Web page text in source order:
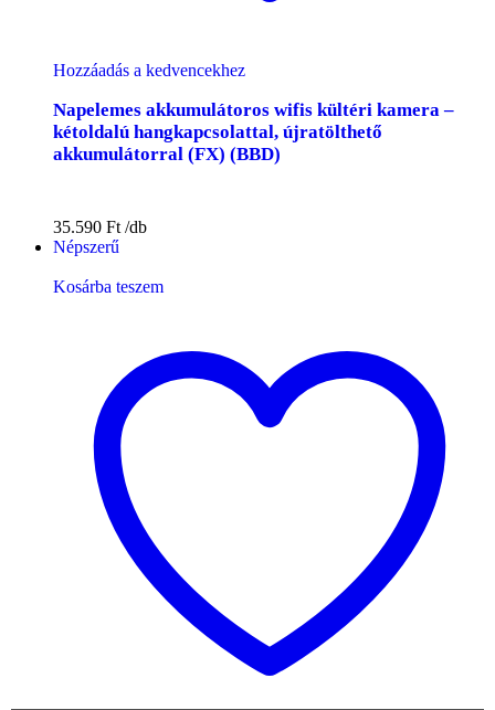
Hozzáadás a kedvencekhez
Napelemes akkumulátoros wifis kültéri kamera –
kétoldalú hangkapcsolattal, újratölthető
akkumulátorral (FX) (BBD)
35.590 Ft
Népszerű
Kosárba teszem